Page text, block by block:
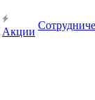
Акции